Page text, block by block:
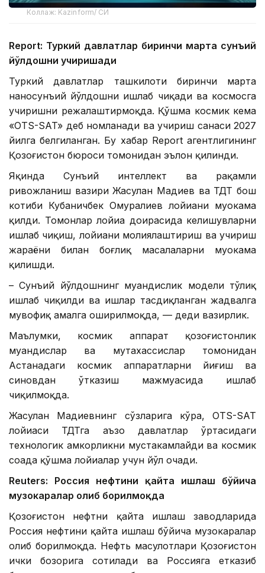
Коллаж: Kazinform/ СИ
Report: Туркий давлатлар биринчи марта сунъий
йўлдошни учиришади
Туркий давлатлар ташкилоти биринчи марта
наносунъий йўлдошни ишлаб чиқади ва космосга
учиришни режалаштирмоқда. Қўшма космик кема
«OTS-SAT» деб номланади ва учириш санаси 2027
йилга белгиланган. Бу хабар Report агентлигининг
Қозоғистон бюроси томонидан эълон қилинди.
Яқинда Сунъий интеллект ва рақамли
ривожланиш вазири Жасулан Мадиев ва ТДТ бош
котиби Кубаничбек Омуралиев лойиҳани муҳокама
қилди. Томонлар лойиҳа доирасида келишувларни
ишлаб чиқиш, лойиҳани молиялаштириш ва учириш
жараёни билан боғлиқ масалаларни муҳокама
қилишди.
– Сунъий йўлдошнинг муҳандислик модели тўлиқ
ишлаб чиқилди ва ишлар тасдиқланган жадвалга
мувофиқ амалга оширилмоқда, — деди вазирлик.
Маълумки, космик аппарат қозоғистонлик
муҳандислар ва мутахассислар томонидан
Астанадаги космик аппаратларни йиғиш ва
синовдан ўтказиш мажмуасида ишлаб
чиқилмоқда.
Жасулан Мадиевнинг сўзларига кўра, OTS-SAT
лойиҳаси ТДТга аъзо давлатлар ўртасидаги
технологик ҳамкорликни мустаҳкамлайди ва космик
соҳада қўшма лойиҳалар учун йўл очади.
Reuters: Россия нефтини қайта ишлаш бўйича
музокаралар олиб борилмоқда
Қозоғистон нефтни қайта ишлаш заводларида
Россия нефтини қайта ишлаш бўйича музокаралар
олиб борилмоқда. Нефть маҳсулотлари Қозоғистон
ички бозорига сотилади ва Россияга етказиб